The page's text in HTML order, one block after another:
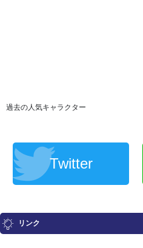
過去の人気キャラクター
Twitter
リンク